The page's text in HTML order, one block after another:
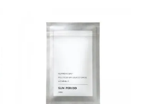
さのために、和漢植物由来成分とセ
すこやかな毎日を応援します。